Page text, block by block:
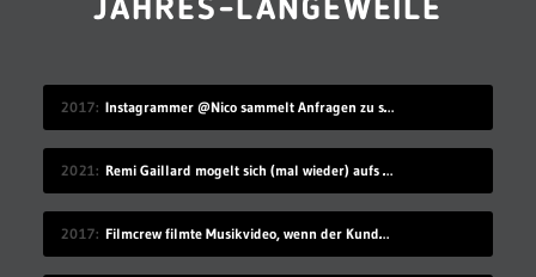
JAHRES-LANGEWEILE
2017 Instagrammer @Nico sammelt Anfragen zu seinem Benutzernamen
2021 Remi Gaillard mogelt sich (mal wieder) aufs Volleyball-Mannschaftsfoto
2017 Filmcrew filmte Musikvideo, wenn der Kunde grad nicht hingeschaut hat